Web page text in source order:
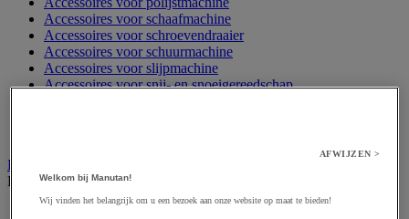
Accessoires voor schaafmachine
Accessoires voor schroevendraaier
Accessoires voor schuurmachine
Accessoires voor slijpmachine
Accessoires voor snij- en snoeigereedschap
Elektrische toebehoren en verlichting
Bekijk de hele productgroep
AFWIJZEN >
Welkom bij Manutan!
Wij vinden het belangrijk om u een bezoek aan onze website op maat te bieden!